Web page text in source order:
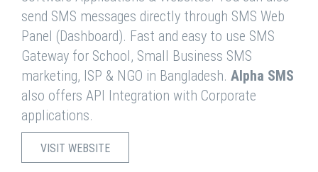
send SMS messages directly through SMS Web
Panel (Dashboard). Fast and easy to use SMS
Gateway for School, Small Business SMS
marketing, ISP & NGO in Bangladesh. Alpha SMS
also offers API Integration with Corporate
applications.
VISIT WEBSITE